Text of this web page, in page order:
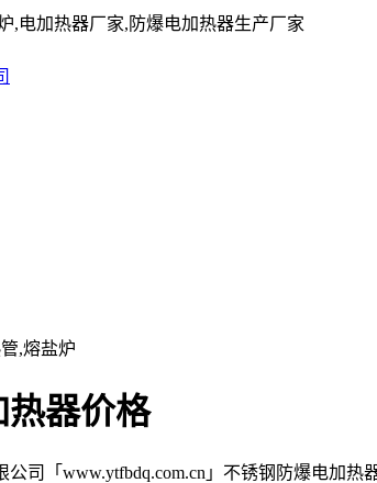
,电加热器厂家,防爆电加热器生产厂家
器价格
司「www.ytfbdq.com.cn」不锈钢防爆电加